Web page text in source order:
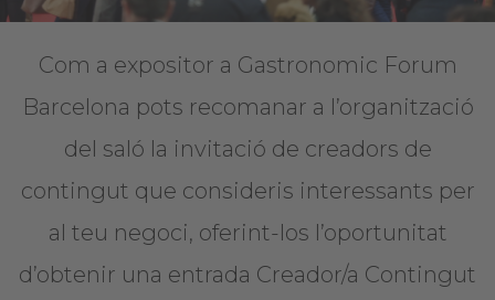
Com a expositor a Gastronomic Forum
Barcelona pots recomanar a l’organització
del saló la invitació de creadors de
contingut que consideris interessants per
al teu negoci, oferint-los l’oportunitat
d’obtenir una entrada Creador/a Contingut